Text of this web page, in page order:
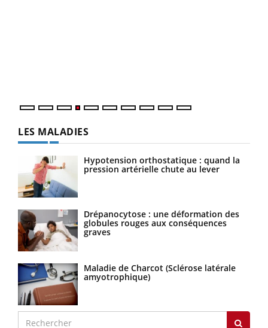
LES MALADIES
Hypotension orthostatique : quand la
pression artérielle chute au lever
Drépanocytose : une déformation des
globules rouges aux conséquences
graves
Maladie de Charcot (Sclérose latérale
amyotrophique)